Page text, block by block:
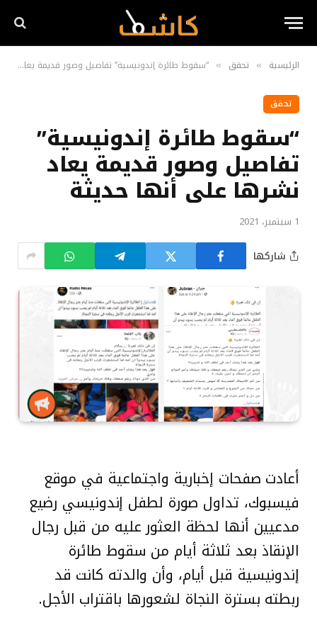
الرئيسية » تحقق » “سقوط طائرة إندونيسية” تفاصيل وصور قديمة يعاد نشرها على أنها حديثة
تحقق
“سقوط طائرة إندونيسية”
تفاصيل وصور قديمة يعاد
نشرها على أنها حديثة
1 سبتمبر، 2021
شاركها
أعادت صفحات إخبارية واجتماعية في موقع
فيسبوك، تداول صورة لطفل إندونيسي رضيع
مدعيين أنها لحظة العثور عليه من قبل رجال
الإنقاذ بعد ثلاثة أيام من سقوط طائرة
إندونيسية قبل أيام، وأن والدته كانت قد
ربطته بسترة النجاة لشعورها باقتراب الأجل.